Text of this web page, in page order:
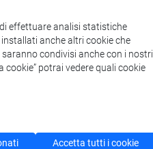
effettuare analisi statistiche
anche altri cookie che
condivisi anche con i nostri
potrai vedere quali cookie
Accetta tutti i cookie